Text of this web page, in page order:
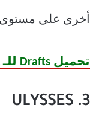
أخرى على مستوى Pro.
تحميل Drafts للـ Mac
3. ULYSSES